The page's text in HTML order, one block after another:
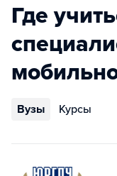
Где
Вузы Курсы